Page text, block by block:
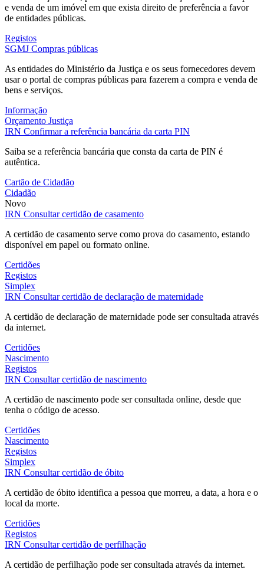
e venda de um imóvel em que exista direito de preferência a favor
de entidades públicas.
Registos
SGMJ Compras públicas
As entidades do Ministério da Justiça e os seus fornecedores devem
usar o portal de compras públicas para fazerem a compra e venda de
bens e serviços.
Informação
Orçamento Justiça
IRN Confirmar a referência bancária da carta PIN
Saiba se a referência bancária que consta da carta de PIN é
autêntica.
Cartão de Cidadão
Cidadão
Novo
IRN Consultar certidão de casamento
A certidão de casamento serve como prova do casamento, estando
disponível em papel ou formato online.
Certidões
Registos
Simplex
IRN Consultar certidão de declaração de maternidade
A certidão de declaração de maternidade pode ser consultada através
da internet.
Certidões
Nascimento
Registos
IRN Consultar certidão de nascimento
A certidão de nascimento pode ser consultada online, desde que
tenha o código de acesso.
Certidões
Nascimento
Registos
Simplex
IRN Consultar certidão de óbito
A certidão de óbito identifica a pessoa que morreu, a data, a hora e o
local da morte.
Certidões
Registos
IRN Consultar certidão de perfilhação
A certidão de perfilhação pode ser consultada através da internet.